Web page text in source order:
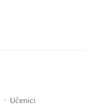
Učenici